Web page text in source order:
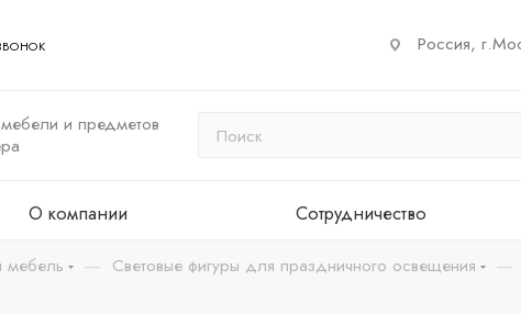
Россия,
и предметов
О компании Сотрудничество
мебель — Световые фигуры для праздничного освещения —